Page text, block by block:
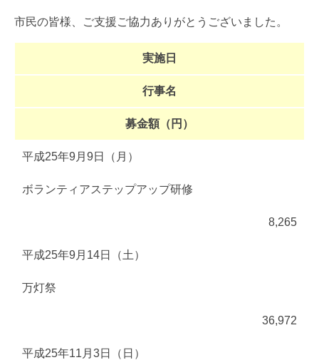
市民の皆様、ご支援ご協力ありがとうございました。
実施日
行事名
募金額（円）
平成25年9月9日（月）
ボランティアステップアップ研修
8,265
平成25年9月14日（土）
万灯祭
36,972
平成25年11月3日（日）